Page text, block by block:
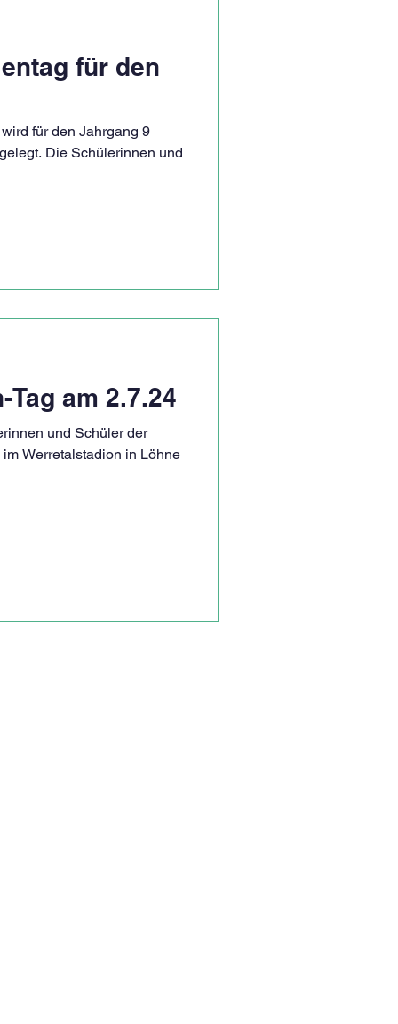
für den
für den Jahrgang 9
Die Schülerinnen und
am 2.7.24
und Schüler der
Werretalstadion in Löhne